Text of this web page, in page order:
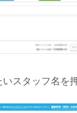
スタッフ名を